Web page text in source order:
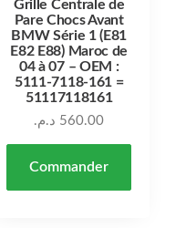
Grille Centrale de
Pare Chocs Avant
BMW Série 1 (E81
E82 E88) Maroc de
04 à 07 – OEM :
5111-7118-161 =
51117118161
560.00 د.م.
Commander